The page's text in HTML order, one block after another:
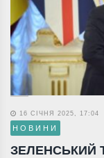
16 СІЧНЯ 2025, 17:04
НОВИНИ
ЗЕЛЕНСЬКИЙ